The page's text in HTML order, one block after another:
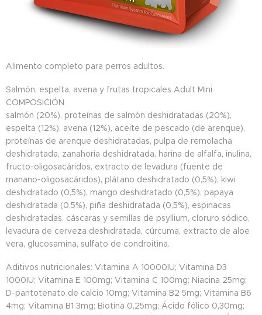
Alimento completo para perros adultos.
Salmón, espelta, avena y frutas tropicales Adult Mini
COMPOSICIÓN
salmón (20%), proteínas de salmón deshidratadas (20%),
espelta (12%), avena (12%), aceite de pescado (de arenque),
proteínas de arenque deshidratadas, pulpa de remolacha
deshidratada, zanahoria deshidratada, harina de alfalfa, inulina,
fructo-oligosacáridos, extracto de levadura (fuente de
manano-oligosacáridos), plátano deshidratado (0,5%), kiwi
deshidratado (0,5%), mango deshidratado (0,5%), papaya
deshidratada (0,5%), piña deshidratada (0,5%), espinacas
deshidratadas, cáscaras y semillas de psyllium, cloruro sódico,
levadura de cerveza deshidratada, cúrcuma, extracto de aloe
vera, glucosamina, sulfato de condroitina.
Aditivos nutricionales: Vitamina A 10000IU; Vitamina D3
1000IU; Vitamina E 100mg; Vitamina C 100mg; Niacina 25mg;
D-pantotenato de calcio 10mg; Vitamina B2 5mg; Vitamina B6
4mg; Vitamina B1 3mg; Biotina 0,25mg; Ácido fólico 0,30mg;